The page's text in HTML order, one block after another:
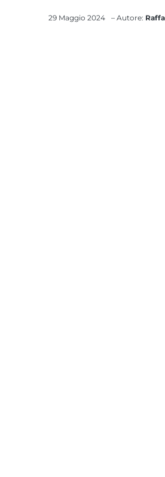
29 Maggio 2024 – Autore: